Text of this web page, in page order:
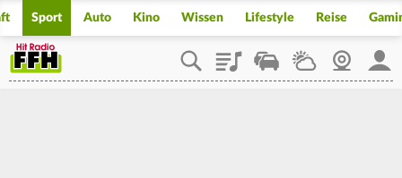
Sport Auto Kino Wissen Lifestyle Reise
PlaylistStaupilotWetterWebcam